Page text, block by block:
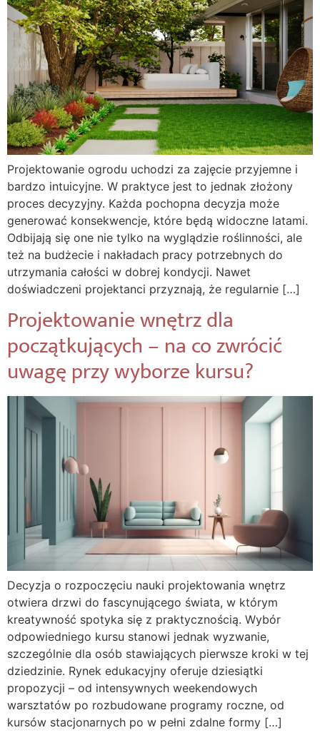
Projektowanie ogrodu uchodzi za zajęcie przyjemne i
bardzo intuicyjne. W praktyce jest to jednak złożony
proces decyzyjny. Każda pochopna decyzja może
generować konsekwencje, które będą widoczne latami.
Odbijają się one nie tylko na wyglądzie roślinności, ale
też na budżecie i nakładach pracy potrzebnych do
utrzymania całości w dobrej kondycji. Nawet
doświadczeni projektanci przyznają, że regularnie […]
Projektowanie wnętrz dla
początkujących – na co zwrócić
uwagę przy wyborze kursu?
Decyzja o rozpoczęciu nauki projektowania wnętrz
otwiera drzwi do fascynującego świata, w którym
kreatywność spotyka się z praktycznością. Wybór
odpowiedniego kursu stanowi jednak wyzwanie,
szczególnie dla osób stawiających pierwsze kroki w tej
dziedzinie. Rynek edukacyjny oferuje dziesiątki
propozycji – od intensywnych weekendowych
warsztatów po rozbudowane programy roczne, od
kursów stacjonarnych po w pełni zdalne formy […]